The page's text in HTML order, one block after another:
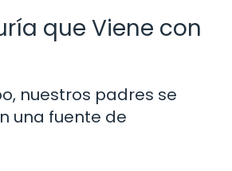
que Viene con
nuestros padres se
una fuente de